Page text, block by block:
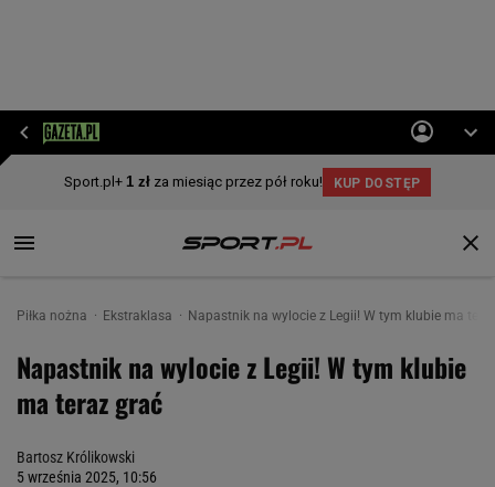
Piłka nożna Ekstraklasa Napastnik na wylocie z Legii! W tym klubie ma
Napastnik na wylocie z Legii! W tym klubie
ma teraz grać
Bartosz Królikowski
5 września 2025, 10:56